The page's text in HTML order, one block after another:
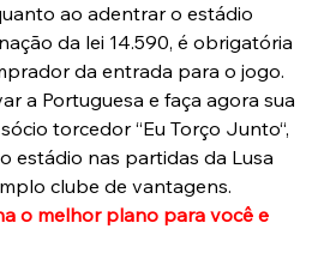
ao adentrar o estádio
da lei 14.590, é obrigatória
da entrada para o jogo.
a Portuguesa e faça agora sua
torcedor “Eu Torço Junto“,
estádio nas partidas da Lusa
clube de vantagens.
o melhor plano para você e